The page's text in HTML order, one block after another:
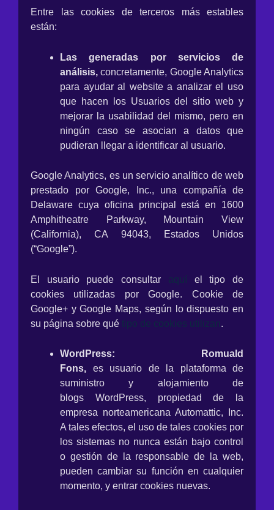
Entre las cookies de terceros más estables
están:
Las generadas por servicios de
análisis, concretamente, Google Analytics
para ayudar al website a analizar el uso
que hacen los Usuarios del sitio web y
mejorar la usabilidad del mismo, pero en
ningún caso se asocian a datos que
pudieran llegar a identificar al usuario.
Google Analytics, es un servicio analítico de web
prestado por Google, Inc., una compañía de
Delaware cuya oficina principal está en 1600
Amphitheatre Parkway, Mountain View
(California), CA 94043, Estados Unidos
(“Google”).
El usuario puede consultar aquí el tipo de
cookies utilizadas por Google. Cookie de
Google+ y Google Maps, según lo dispuesto en
su página sobre qué tipo de cookies utilizan.
WordPress:
Romuald
Fons, es usuario de la plataforma de
suministro y alojamiento de
blogs WordPress, propiedad de la
empresa norteamericana Automattic, Inc.
A tales efectos, el uso de tales cookies por
los sistemas no nunca están bajo control
o gestión de la responsable de la web,
pueden cambiar su función en cualquier
momento, y entrar cookies nuevas.